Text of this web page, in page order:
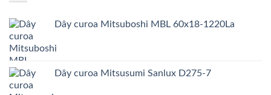
Dây curoa Mitsuboshi MBL 60x18-1220La
Dây curoa Mitsusumi Sanlux D275-7